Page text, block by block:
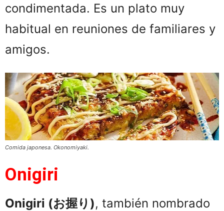
condimentada. Es un plato muy
habitual en reuniones de familiares y
amigos.
Comida japonesa. Okonomiyaki.
Onigiri
Onigiri (お握り ), también nombrado